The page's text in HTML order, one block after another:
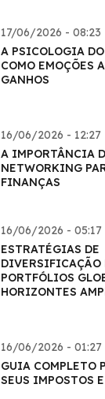
17/06/2026 - 08:23
A PSICOLOGIA
COMO EMOÇÕES
GANHOS
16/06/2026 - 12:27
A IMPORTÂNCIA
NETWORKING
FINANÇAS
16/06/2026 - 05:17
ESTRATÉGIAS DE
DIVERSIFICAÇÃO
PORTFÓLIOS
HORIZONTES
16/06/2026 - 01:27
GUIA COMPLETO
SEUS IMPOSTOS